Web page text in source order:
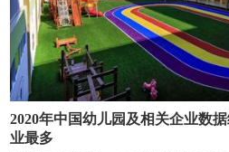
2020年中国幼儿园及相关企业数
业最多